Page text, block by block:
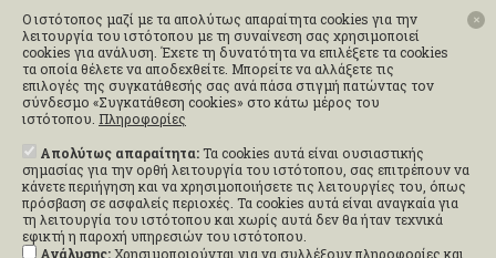
Ο ιστότοπος μαζί με τα απολύτως απαραίτητα cookies για την
λειτουργία του ιστότοπου με τη συναίνεση σας χρησιμοποιεί
cookies για ανάλυση. Έχετε τη δυνατότητα να επιλέξετε τα cookies
τα οποία θέλετε να αποδεχθείτε. Μπορείτε να αλλάξετε τις
επιλογές της συγκατάθεσής σας ανά πάσα στιγμή πατώντας τον
σύνδεσμο «Συγκατάθεση cookies» στο κάτω μέρος του
ιστότοπου. Πληροφορίες
Απολύτως απαραίτητα:Τα cookies αυτά είναι ουσιαστικής
σημασίας για την ορθή λειτουργία του ιστότοπου, σας επιτρέπουν να
κάνετε περιήγηση και να χρησιμοποιήσετε τις λειτουργίες του, όπως
πρόσβαση σε ασφαλείς περιοχές. Τα cookies αυτά είναι αναγκαία για
τη λειτουργία του ιστότοπου και χωρίς αυτά δεν θα ήταν τεχνικά
εφικτή η παροχή υπηρεσιών του ιστότοπου.
Ανάλυσης:Χρησιμοποιούνται για να συλλέξουν πληροφορίες και
✕